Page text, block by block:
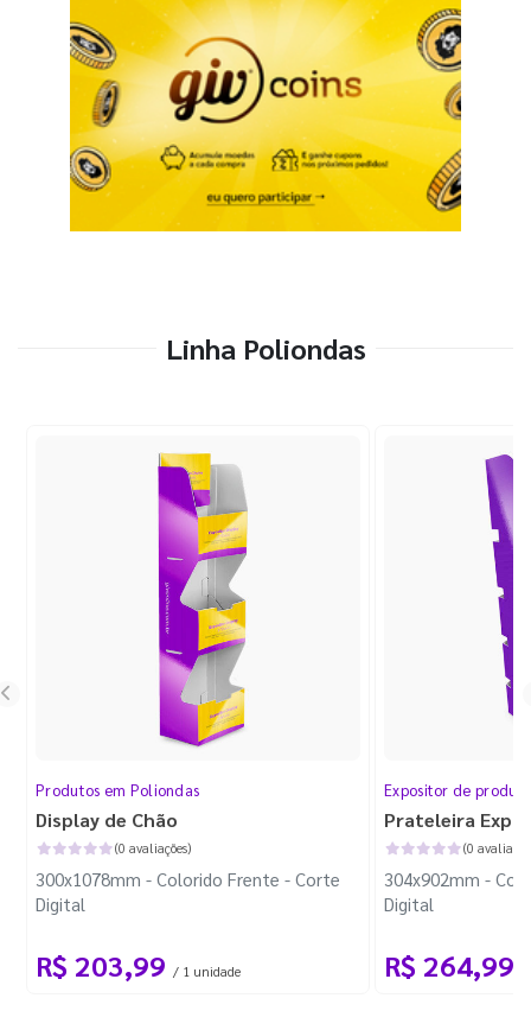
Linha Poliondas
Produtos em Poliondas
Display de Chão
(0 avaliações)
300x1078mm - Colorido Frente - Corte
Digital
R$ 203,99 / 1 unidade
Expositor de
Prateleira
(0
304x902mm -
Digital
R$ 264,99